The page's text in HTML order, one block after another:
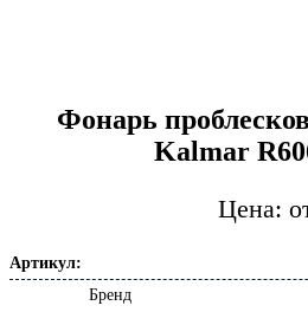
Фонарь
Kalmar
Артикул:
Бренд